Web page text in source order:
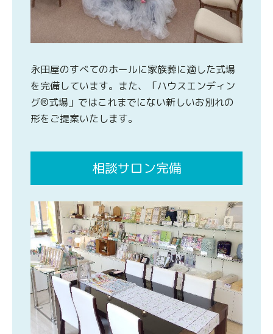
永田屋のすべてのホールに家族葬に適した式場
を完備しています。また、「ハウスエンディン
グ®式場」ではこれまでにない新しいお別れの
形をご提案いたします。
相談サロン完備